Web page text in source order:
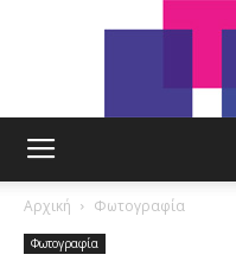
Αρχική Φωτογραφία
Φωτογραφία